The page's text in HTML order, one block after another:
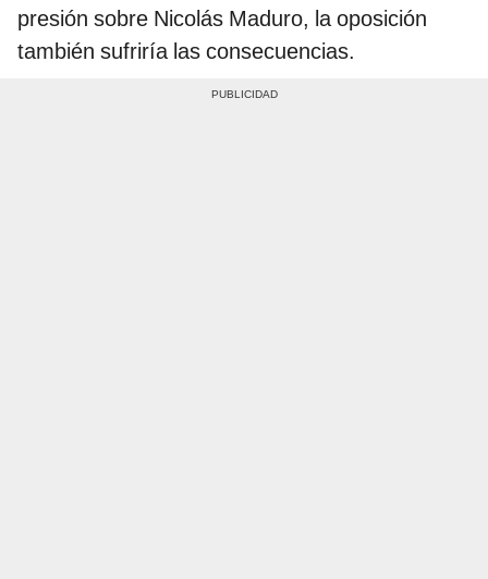
presión sobre Nicolás Maduro, la oposición
también sufriría las consecuencias.